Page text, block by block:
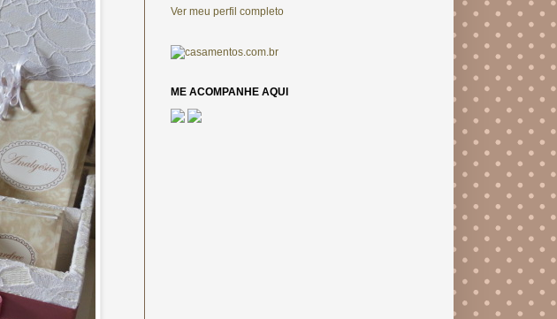
Ver meu perfil completo
ME ACOMPANHE AQUI